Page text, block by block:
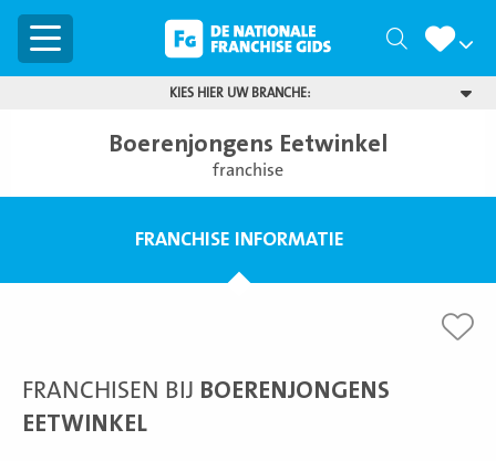
Menu Zoeken
KIES HIER UW BRANCHE:
Boerenjongens Eetwinkel
franchise
FRANCHISE INFORMATIE
FRANCHISEN BIJ BOERENJONGENS
EETWINKEL